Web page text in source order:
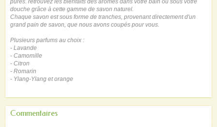
douche grâce à cette gamme de savon naturel.
Chaque savon est sous forme de tranches, provenant directement d'un
grand pain de savon, que nous avons coupés pour vous.
Plusieurs parfums au choix :
- Lavande
- Camomille
- Citron
- Romarin
- Ylang-Ylang et orange
Commentaires